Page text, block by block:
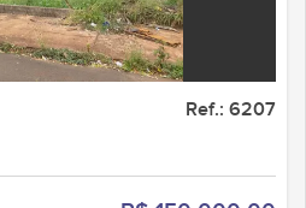
Ref.: 6207